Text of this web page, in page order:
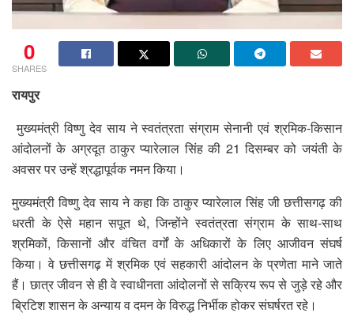
0
SHARES
रायपुर
मुख्यमंत्री विष्णु देव साय ने स्वतंत्रता संग्राम सेनानी एवं श्रमिक-किसान
आंदोलनों के अग्रदूत ठाकुर प्यारेलाल सिंह की 21 दिसम्बर को जयंती के
अवसर पर उन्हें श्रद्धापूर्वक नमन किया।
मुख्यमंत्री विष्णु देव साय ने कहा कि ठाकुर प्यारेलाल सिंह जी छत्तीसगढ़ की
धरती के ऐसे महान सपूत थे, जिन्होंने स्वतंत्रता संग्राम के साथ-साथ
श्रमिकों, किसानों और वंचित वर्गों के अधिकारों के लिए आजीवन संघर्ष
किया। वे छत्तीसगढ़ में श्रमिक एवं सहकारी आंदोलन के प्रणेता माने जाते
हैं। छात्र जीवन से ही वे स्वाधीनता आंदोलनों से सक्रिय रूप से जुड़े रहे और
ब्रिटिश शासन के अन्याय व दमन के विरुद्ध निर्भीक होकर संघर्षरत रहे।